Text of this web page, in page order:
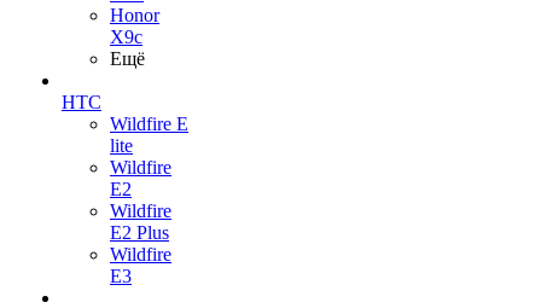
Honor
X9c
Ещё
HTC
Wildfire E
lite
Wildfire
E2
Wildfire
E2 Plus
Wildfire
E3